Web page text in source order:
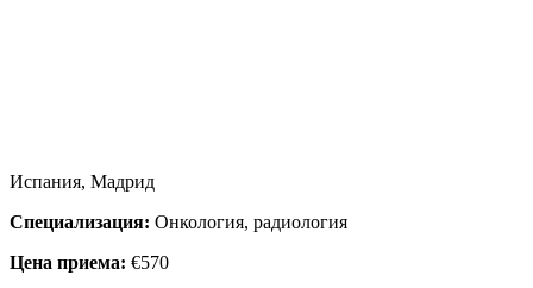
Испания, Мадрид
Специализация: Онкология, радиология
Цена приема: €570